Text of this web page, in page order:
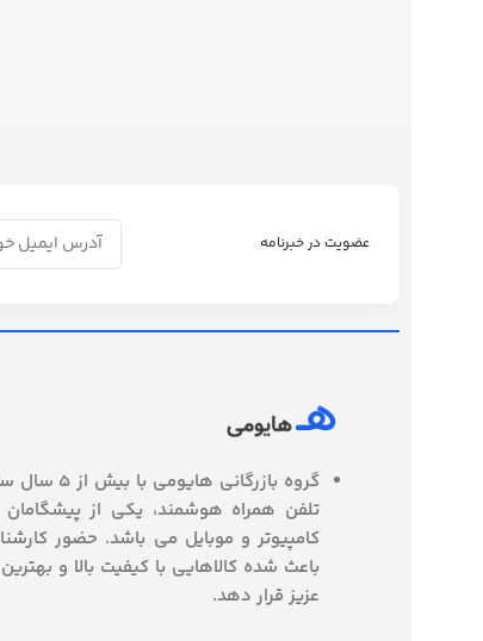
عضویت در خبرنامه
گروه
تلفن همراه هوشمند، یکی از
کامپیوتر و موبایل می باشد. حضور
باعث شده کالاهایی با کیفیت بالا و
عزیز قرار دهد.